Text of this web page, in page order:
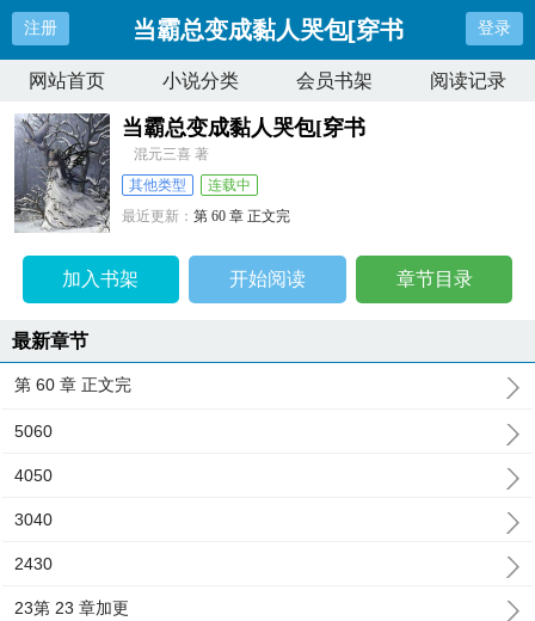
注册 当霸总变成黏人哭包[穿书 登录
网站首页 小说分类 会员书架 阅读记录
当霸总变成黏人哭包[穿书
混元三喜 著
其他类型
连载中
最近更新：第 60 章 正文完
加入书架 开始阅读 章节目录
最新章节
第 60 章 正文完
5060
4050
3040
2430
23第 23 章加更